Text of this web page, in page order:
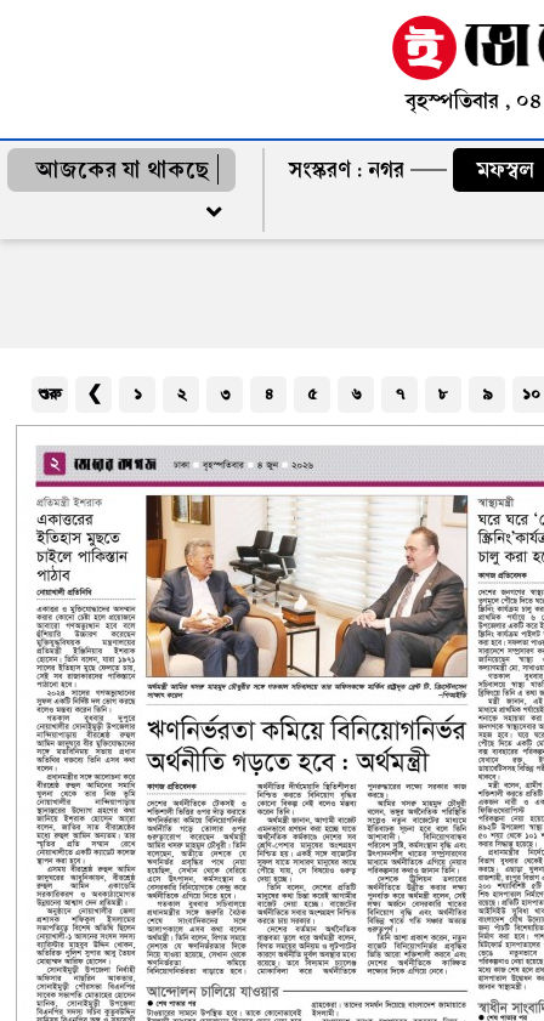
বৃহস্পতিবার ,
আজকের যা থাকছে সংস্করণ : নগর মফস্বল
শুরু ❮ ১ ২ ৩ ৪ ৫ ৬ ৭ ৮ ৯ ১০